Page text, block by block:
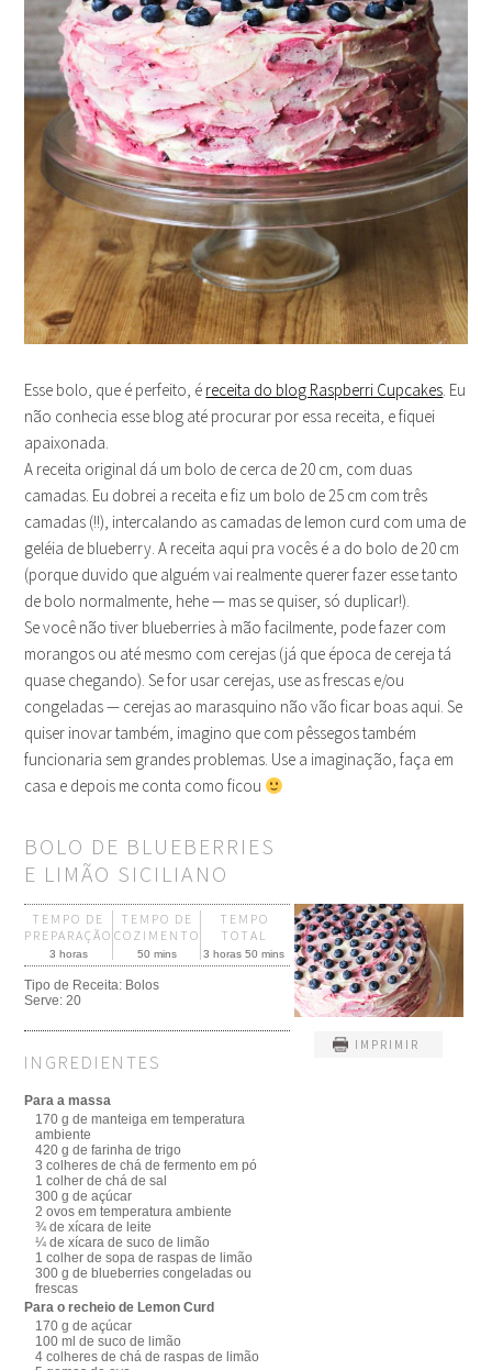
Esse bolo, que é perfeito, é receita do blog Raspberri Cupcakes. Eu
não conhecia esse blog até procurar por essa receita, e fiquei
apaixonada.
A receita original dá um bolo de cerca de 20 cm, com duas
camadas. Eu dobrei a receita e fiz um bolo de 25 cm com três
camadas (!!), intercalando as camadas de lemon curd com uma de
geléia de blueberry. A receita aqui pra vocês é a do bolo de 20 cm
(porque duvido que alguém vai realmente querer fazer esse tanto
de bolo normalmente, hehe — mas se quiser, só duplicar!).
Se você não tiver blueberries à mão facilmente, pode fazer com
morangos ou até mesmo com cerejas (já que época de cereja tá
quase chegando). Se for usar cerejas, use as frescas e/ou
congeladas — cerejas ao marasquino não vão ficar boas aqui. Se
quiser inovar também, imagino que com pêssegos também
funcionaria sem grandes problemas. Use a imaginação, faça em
casa e depois me conta como ficou
BOLO DE BLUEBERRIES
E LIMÃO SICILIANO
IMPRIMIR
TEMPO DE
PREPARAÇÃO
3 horas
TEMPO DE
COZIMENTO
50 mins
TEMPO
TOTAL
3 horas 50 mins
Tipo de Receita: Bolos
Serve:20
INGREDIENTES
Para a massa
170 g de manteiga em temperatura
ambiente
420 g de farinha de trigo
3 colheres de chá de fermento em pó
1 colher de chá de sal
300 g de açúcar
2 ovos em temperatura ambiente
¾ de xícara de leite
¼ de xícara de suco de limão
1 colher de sopa de raspas de limão
300 g de blueberries congeladas ou
frescas
Para o recheio de Lemon Curd
170 g de açúcar
100 ml de suco de limão
4 colheres de chá de raspas de limão